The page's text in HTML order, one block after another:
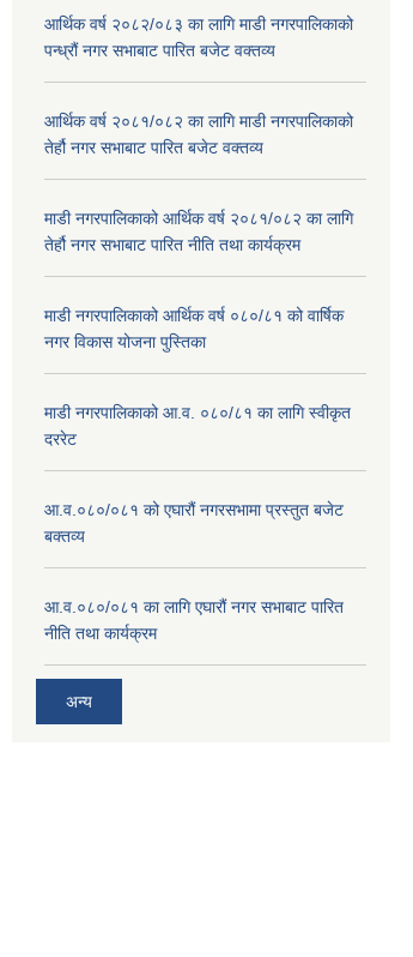
आर्थिक वर्ष २०८२/०८३ का लागि माडी नगरपालिकाको
पन्ध्रौं नगर सभाबाट पारित बजेट वक्तव्य
आर्थिक वर्ष २०८१/०८२ का लागि माडी नगरपालिकाको
तेर्हौ नगर सभाबाट पारित बजेट वक्तव्य
माडी नगरपालिकाको आर्थिक वर्ष २०८१/०८२ का लागि
तेर्हौ नगर सभाबाट पारित नीति तथा कार्यक्रम
माडी नगरपालिकाको आर्थिक वर्ष ०८०/८१ को वार्षिक
नगर विकास योजना पुस्तिका
माडी नगरपालिकाको आ.व. ०८०/८१ का लागि स्वीकृत
दररेट
आ.व.०८०/०८१ को एघारौं नगरसभामा प्रस्तुत बजेट
बक्तव्य
आ.व.०८०/०८१ का लागि एघारौं नगर सभाबाट पारित
नीति तथा कार्यक्रम
अन्य